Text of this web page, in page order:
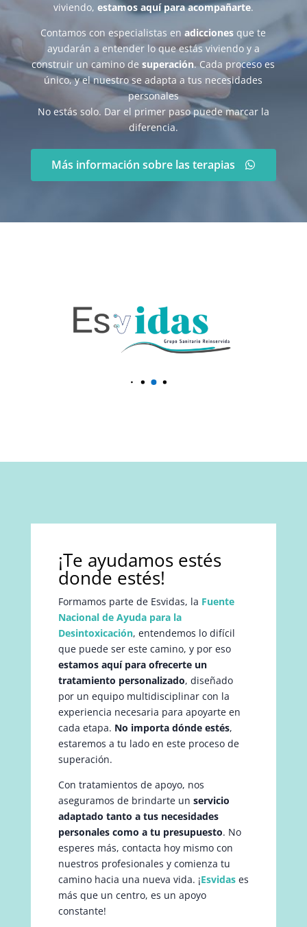
viviendo, estamos aquí para acompañarte.
Contamos con especialistas enadicciones que te
ayudarán a entender lo que estás viviendo y a
construir un camino desuperación. Cada proceso es
único, y el nuestro se adapta a tus necesidades
personales
No estás solo. Dar el primer paso puede marcar la
diferencia.
Más información sobre las terapias
¡Te ayudamos estés
donde estés!
Formamos parte de Esvidas, la Fuente
Nacional de Ayuda para la
Desintoxicación, entendemos lo difícil
que puede ser este camino, y por eso
estamos aquí para ofrecerte un
tratamiento personalizado, diseñado
por un equipo multidisciplinar con la
experiencia necesaria para apoyarte en
cada etapa. No importa dónde estés,
estaremos a tu lado en este proceso de
superación.
Con tratamientos de apoyo, nos
aseguramos de brindarte un servicio
adaptado tanto a tus necesidades
personales como a tu presupuesto. No
esperes más, contacta hoy mismo con
nuestros profesionales y comienza tu
camino hacia una nueva vida. ¡Esvidas es
más que un centro, es un apoyo
constante!